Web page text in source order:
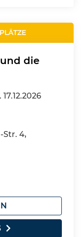
die
17.12.2026
Str. 4,